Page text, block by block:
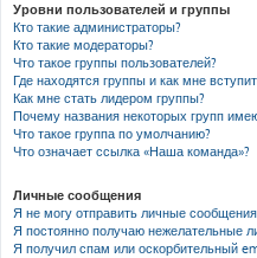
Уровни пользователей и группы
Кто такие администраторы?
Кто такие модераторы?
Что такое группы пользователей?
Где находятся группы и как мне
Как мне стать лидером группы?
Почему названия некоторых групп
Что такое группа по умолчанию?
Что означает ссылка «Наша команда»?
Личные сообщения
Я не могу отправить личные
Я постоянно получаю нежелательные
Я получил спам или оскорбительный